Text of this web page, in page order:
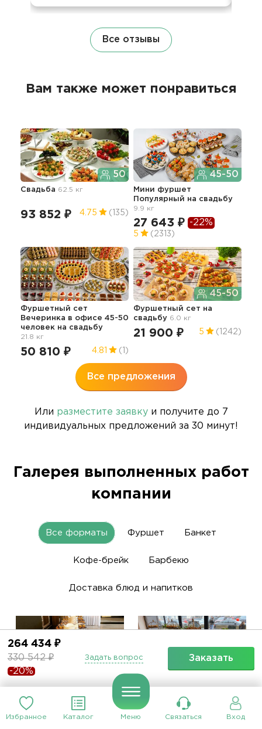
Избранное Каталог Меню Связаться Вход
264 434 ₽
330 542 ₽
-20%
Заказать
Задать вопрос
Все отзывы
Вам также может понравиться
50
Свадьба 62.5 кг
93 852 ₽ 4.75 (135)
45-50
Мини фуршет
Популярный на свадьбу
9.9 кг
27 643 ₽ -22%
5 (2313)
Фуршетный сет
Вечеринка в офисе 45-50
человек на свадьбу
21.8 кг
50 810 ₽ 4.81 (1)
45-50
Фуршетный сет на
свадьбу 6.0 кг
21 900 ₽ 5 (1242)
Все предложения
Или разместите заявкуи получите до 7
индивидуальных предложений за 30 минут!
Галерея выполненных работ
компании
Все форматы Фуршет Банкет
Кофе-брейк Барбекю
Доставка блюд и напитков